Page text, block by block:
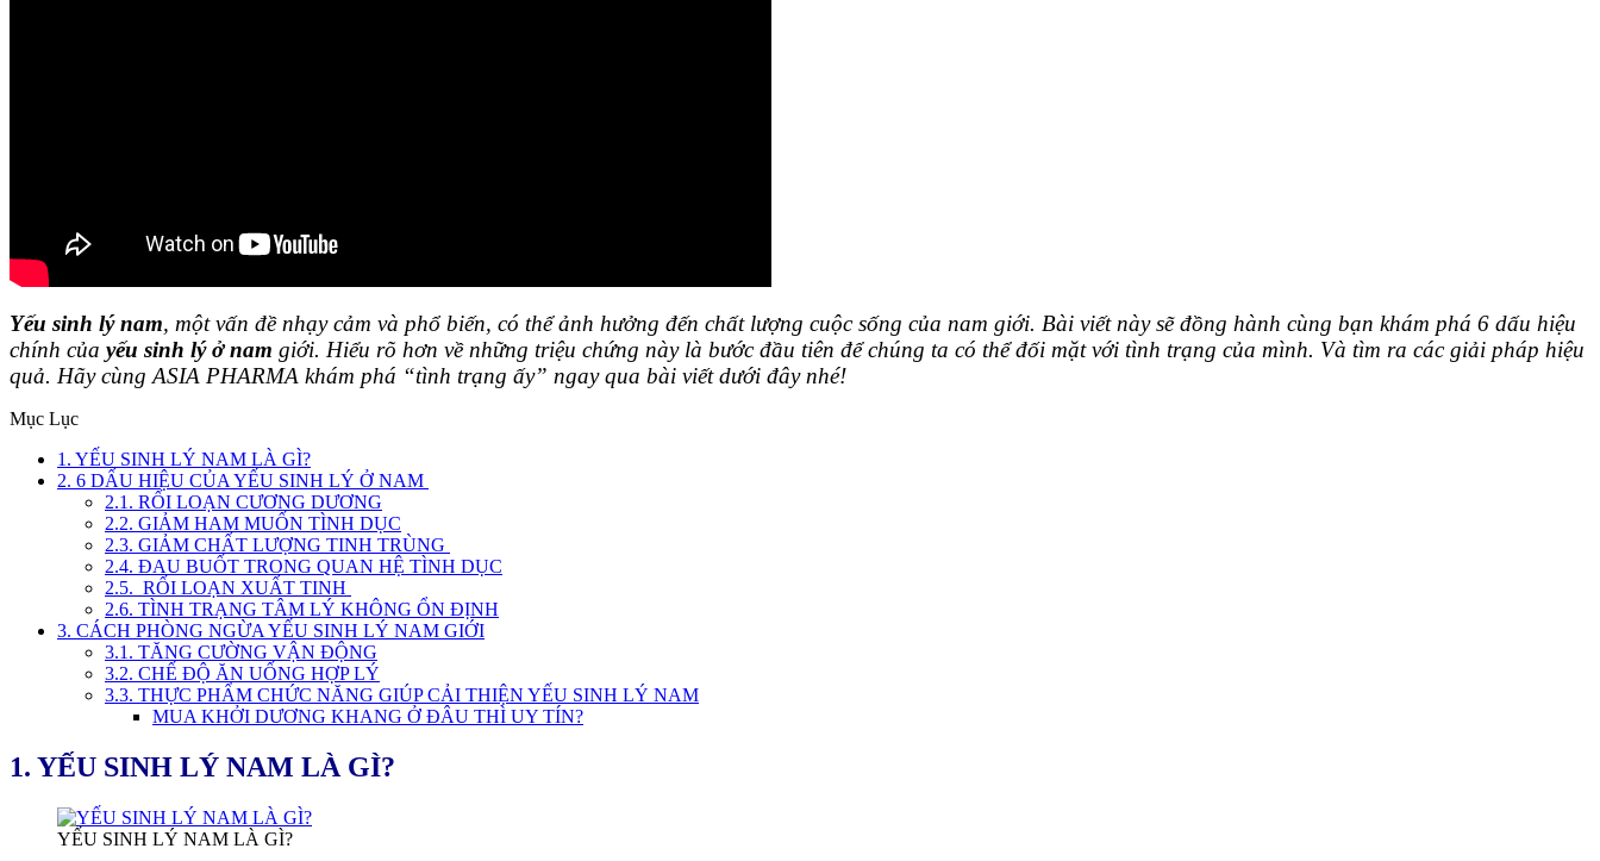
Yếu sinh lý nam, một vấn đề nhạy cảm và phổ biến, có thể ảnh hưởng đến chất lượng cuộc sống của nam giới. Bài viết này sẽ đồng hành cùng bạn khám phá 6 dấu hiệu
chính của yếu sinh lý ở nam giới. Hiểu rõ hơn về những triệu chứng này là bước đầu tiên để chúng ta có thể đối mặt với tình trạng của mình. Và tìm ra các giải pháp hiệu
quả. Hãy cùng ASIA PHARMA khám phá “tình trạng ấy” ngay qua bài viết dưới đây nhé!
Mục Lục
1. YẾU SINH LÝ NAM LÀ GÌ?
2. 6 DẤU HIỆU CỦA YẾU SINH LÝ Ở NAM
2.1. RỐI LOẠN CƯƠNG DƯƠNG
2.2. GIẢM HAM MUỐN TÌNH DỤC
2.3. GIẢM CHẤT LƯỢNG TINH TRÙNG
2.4. ĐAU BUỐT TRONG QUAN HỆ TÌNH DỤC
2.5. RỐI LOẠN XUẤT TINH
2.6. TÌNH TRẠNG TÂM LÝ KHÔNG ỔN ĐỊNH
3. CÁCH PHÒNG NGỪA YẾU SINH LÝ NAM GIỚI
3.1. TĂNG CƯỜNG VẬN ĐỘNG
3.2. CHẾ ĐỘ ĂN UỐNG HỢP LÝ
3.3. THỰC PHẨM CHỨC NĂNG GIÚP CẢI THIỆN YẾU SINH LÝ NAM
MUA KHỞI DƯƠNG KHANG Ở ĐÂU THÌ UY TÍN?
1. YẾU SINH LÝ NAM LÀ GÌ?
YẾU SINH LÝ NAM LÀ GÌ?